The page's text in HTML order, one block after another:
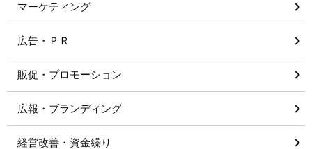
マーケティング
広告・ＰＲ
販促・プロモーション
広報・ブランディング
経営改善・資金繰り